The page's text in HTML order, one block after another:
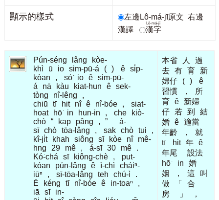
顯示的樣式 左邊Lô-má-jī原文 右邊
漢譯
漢字
Lô-má-jī
Pún-séng lâng
kòe-
khì
ū io sim-pū-á ( ) ê si̍p-
kòan
, só͘ io ê sim-pū-
á
nā kàu kiat-hun ê sek-
tòng
nî-lêng
,
chiū
tī hit nî ê nî-bóe ,
siat-
hoat
hō͘ in hun-in , che
kiò-
chò “ kap pâng , ”
á-
sī chò tōa-lâng , sak chò tui
,
kî-ji̍t
khah siông sī kòe nî
mê-
hng
29 mê , á-sī 30 mê
.
Kó͘-chá
sī kiông-chè ,
put-
kóan
pún-lâng ê ì-chì cháiⁿ-
iūⁿ
, sī-tōa-lâng teh chú-ì
.
Ē
kéng tī nî-bóe ê in-toaⁿ
,
iā
sī
in-
本省 人
過
去 有 育
新
婦仔
( )
ê
習慣
，
所
育 ê
新婦
仔
若 到
結
婚 ê 適當
年齡
，
就
tī
hit 年 ê
年尾
設法
hō͘
in
婚
姻
， 這
叫
做
「
合
房
」
，